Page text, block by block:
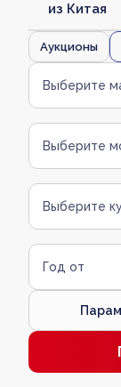
из Китая
Аукционы
Выберите
Выберите
Выберите
Год от